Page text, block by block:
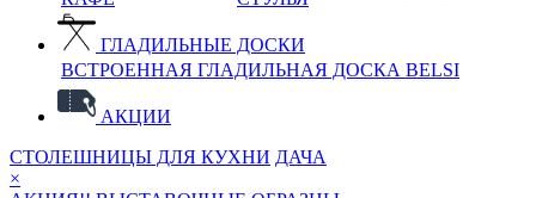
ГЛАДИЛЬНЫЕ ДОСКИ
ВСТРОЕННАЯ ГЛАДИЛЬНАЯ ДОСКА BELSI
АКЦИИ
СТОЛЕШНИЦЫ ДЛЯ КУХНИ ДАЧА
×